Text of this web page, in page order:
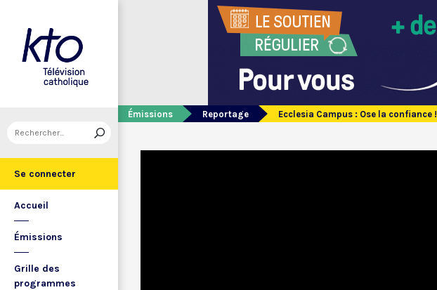
Se connecter
Accueil
Émissions
Grille des
programmes
Émissions Reportage Ecclesia Campus : Ose la confiance !